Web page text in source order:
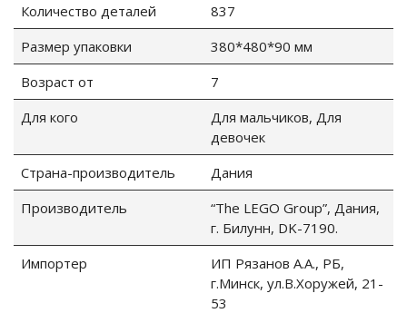
Количество деталей
837
Размер упаковки
380*480*90 мм
Возраст от
7
Для кого
Для мальчиков, Для
девочек
Страна-производитель
Дания
Производитель
“The LEGO Group”, Дания,
г. Билунн, DK-7190.
Импортер
ИП Рязанов А.А., РБ,
г.Минск, ул.В.Хоружей, 21-
53